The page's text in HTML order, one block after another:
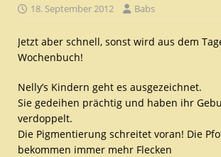
18. September 2012 Babs
Jetzt aber schnell, sonst wird aus dem
Wochenbuch!
Nelly’s Kindern geht es ausgezeichnet.
Sie gedeihen prächtig und haben ihr
verdoppelt.
Die Pigmentierung schreitet voran! Die
bekommen immer mehr Flecken